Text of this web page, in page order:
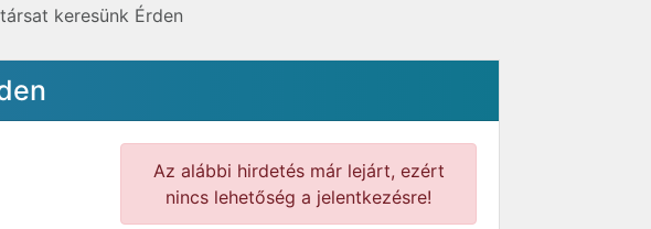
keresünk Érden
Az alábbi hirdetés már lejárt, ezért
nincs lehetőség a jelentkezésre!